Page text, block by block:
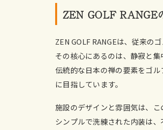
ZEN GOLF RANGE
ZEN GOLF RANGEは、従来の
その核心にあるのは、静寂と集
伝統的な日本の禅の要素をゴ
に目指しています。
施設のデザインと雰囲気は、こ
シンプルで洗練された内装は